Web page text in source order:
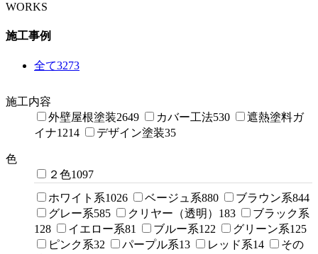
WORKS
施工事例
全て3273
施工内容
外壁屋根塗装2649 カバー工法530
遮熱塗料ガ
イナ1214 デザイン塗装35
色
２色1097
ホワイト系1026 ベージュ系880 ブラウン系844
グレー系585 クリヤー（透明） 183
ブラック系
128
イエロー系81 ブルー系122 グリーン系125
ピンク系32 パープル系13 レッド系14
その